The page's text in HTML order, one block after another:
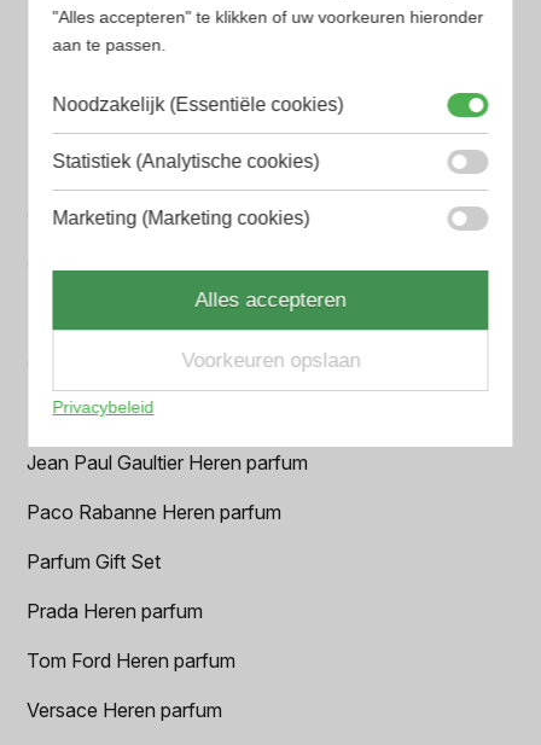
Armani Heren parfum
BALR. Heren parfum
BVLGARI Heren parfum
Chanel Heren parfum
Hugo Boss Heren parfum
Jean Paul Gaultier Heren parfum
Paco Rabanne Heren parfum
Parfum Gift Set
Prada Heren parfum
Tom Ford Heren parfum
Versace Heren parfum
"Alles accepteren" te klikken of uw voorkeuren hieronder
aan te passen.
Noodzakelijk (Essentiële cookies)
Statistiek (Analytische cookies)
Marketing (Marketing cookies)
Alles accepteren
Voorkeuren opslaan
Privacybeleid